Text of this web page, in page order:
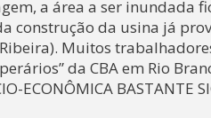
a área a ser inundada
construção da usina já
Muitos
da CBA em Rio
ECONÔMICA BASTANTE